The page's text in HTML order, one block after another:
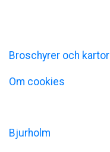
Broschyrer och kartor
Om cookies
Bjurholm